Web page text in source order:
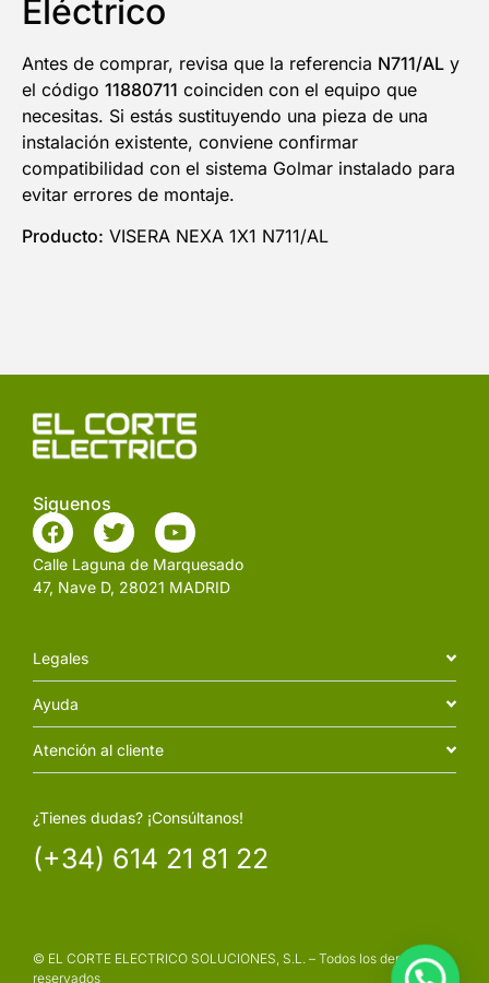
Eléctrico
Antes de comprar, revisa que la referencia N711/AL y
el código 11880711 coinciden con el equipo que
necesitas. Si estás sustituyendo una pieza de una
instalación existente, conviene confirmar
compatibilidad con el sistema Golmar instalado para
evitar errores de montaje.
Producto: VISERA NEXA 1X1 N711/AL
Siguenos
Calle Laguna de Marquesado
47, Nave D, 28021 MADRID
Legales
Ayuda
Atención al cliente
¿Tienes dudas? ¡Consúltanos!
(+34) 614 21 81 22
© EL CORTE ELECTRICO SOLUCIONES, S.L. – Todos los derechos
reservados